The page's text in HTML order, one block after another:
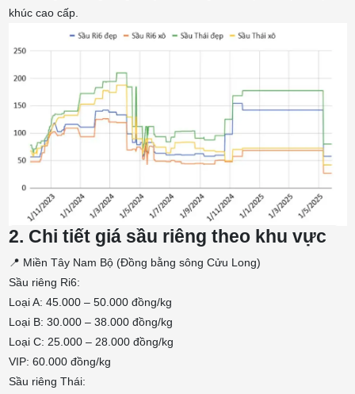
khúc cao cấp.
2. Chi tiết giá sầu riêng theo khu vực
📍 Miền Tây Nam Bộ (Đồng bằng sông Cửu Long)
Sầu riêng Ri6:
Loại A: 45.000 – 50.000 đồng/kg
Loại B: 30.000 – 38.000 đồng/kg
Loại C: 25.000 – 28.000 đồng/kg
VIP: 60.000 đồng/kg
Sầu riêng Thái: